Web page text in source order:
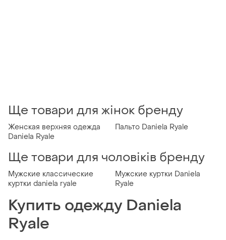
Ще товари для жінок бренду
Женская верхняя одежда
Daniela Ryale
Пальто Daniela Ryale
Ще товари для чоловіків бренду
Мужские классические
куртки daniela ryale
Мужские куртки Daniela
Ryale
Купить одежду Daniela
Ryale